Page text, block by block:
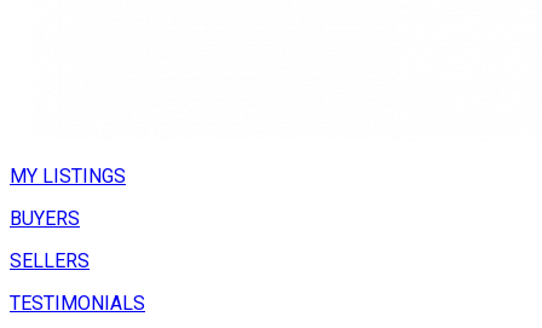
MY LISTINGS
BUYERS
SELLERS
TESTIMONIALS